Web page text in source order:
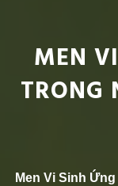
MEN
TRONG
Men Vi Sinh